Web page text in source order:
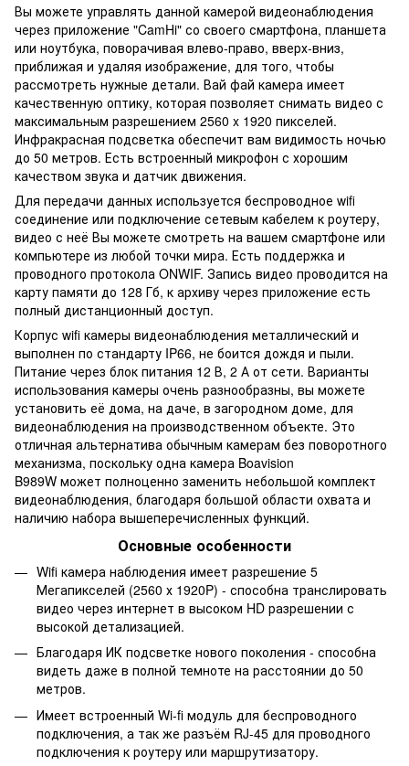
Вы можете управлять данной камерой видеонаблюдения
через приложение "CamHi" со своего смартфона, планшета
или ноутбука, поворачивая влево-право, вверх-вниз,
приближая и удаляя изображение, для того, чтобы
рассмотреть нужные детали. Вай фай камера имеет
качественную оптику, которая позволяет снимать видео с
максимальным разрешением 2560 x 1920 пикселей.
Инфракрасная подсветка обеспечит вам видимость ночью
до 50 метров. Есть встроенный микрофон с хорошим
качеством звука и датчик движения.
Для передачи данных используется беспроводное wifi
соединение или подключение сетевым кабелем к роутеру,
видео с неё Вы можете смотреть на вашем смартфоне или
компьютере из любой точки мира. Есть поддержка и
проводного протокола ONWIF. Запись видео проводится на
карту памяти до 128 Гб, к архиву через приложение есть
полный дистанционный доступ.
Корпус wifi камеры видеонаблюдения металлический и
выполнен по стандарту IP66, не боится дождя и пыли.
Питание через блок питания 12 В, 2 А от сети. Варианты
использования камеры очень разнообразны, вы можете
установить её дома, на даче, в загородном доме, для
видеонаблюдения на производственном объекте. Это
отличная альтернатива обычным камерам без поворотного
механизма, поскольку одна камера Boavision
B989W может полноценно заменить небольшой комплект
видеонаблюдения, благодаря большой области охвата и
наличию набора вышеперечисленных функций.
Основные особенности
Wifi камера наблюдения имеет разрешение 5
Мегапикселей (2560 х 1920P) - способна транслировать
видео через интернет в высоком HD разрешении с
высокой детализацией.
Благодаря ИК подсветке нового поколения - способна
видеть даже в полной темноте на расстоянии до 50
метров.
Имеет встроенный Wi-fi модуль для беспроводного
подключения, а так же разъём RJ-45 для проводного
подключения к роутеру или маршрутизатору.